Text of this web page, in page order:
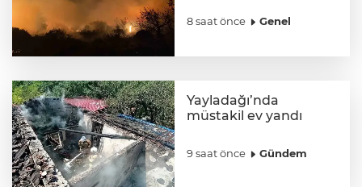
8 saat önce Genel
Yayladağı’nda
müstakil ev yandı
9 saat önce Gündem